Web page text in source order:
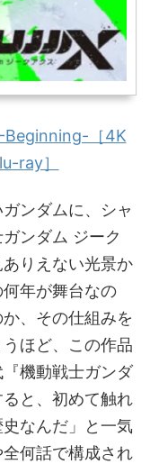
Beginning-［4K
ray］
ンダムに、シャ
ンダム ジーク
りえない光景か
年が舞台なの
、その仕組みを
ほど、この作品
機動戦士ガンダ
と、初めて触れ
なんだ」と一気
何話で構成され